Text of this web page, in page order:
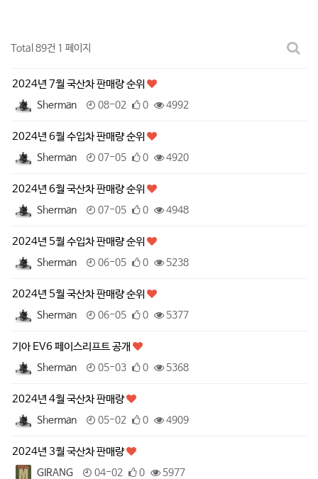
Total 89건 1 페이지
2024년 7월 국산차 판매량 순위
Sherman 08-02 0 4992
2024년 6월 수입차 판매량 순위
Sherman 07-05 0 4920
2024년 6월 국산차 판매량 순위
Sherman 07-05 0 4948
2024년 5월 수입차 판매량 순위
Sherman 06-05 0 5238
2024년 5월 국산차 판매량 순위
Sherman 06-05 0 5377
기아 EV6 페이스리프트 공개
Sherman 05-03 0 5368
2024년 4월 국산차 판매량
Sherman 05-02 0 4909
2024년 3월 국산차 판매량
GIRANG 04-02 0 5977